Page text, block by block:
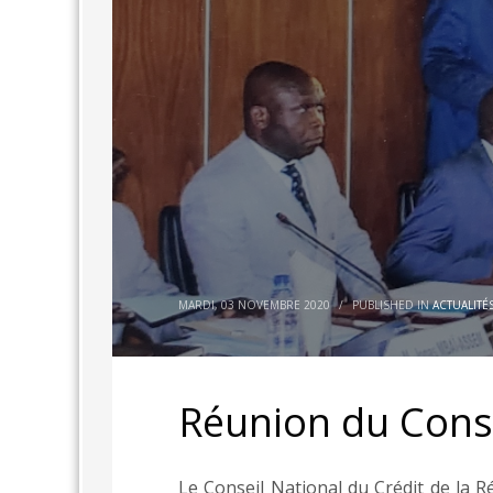
MARDI, 03 NOVEMBRE 2020 / PUBLISHED IN
Réunion du
Le Conseil National du Crédit de la